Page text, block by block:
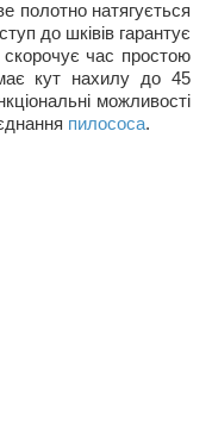
полотно натягується
до шківів гарантує
час простою
кут нахилу до 45
можливості
пилососа.